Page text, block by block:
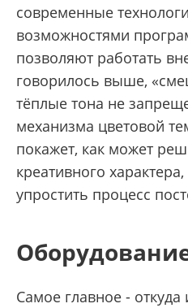
современные
возможностями
позволяют работать
говорилось выше,
тёплые тона не
механизма цветовой
покажет, как может
креативного
упростить процесс
Самое главное - откуда